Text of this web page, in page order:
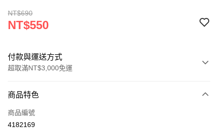
NT$690
NT$550
付款與運送方式
超取滿NT$3,000免運
信用卡一次付款
超商取貨付款
商品特色
商品編號
4182169